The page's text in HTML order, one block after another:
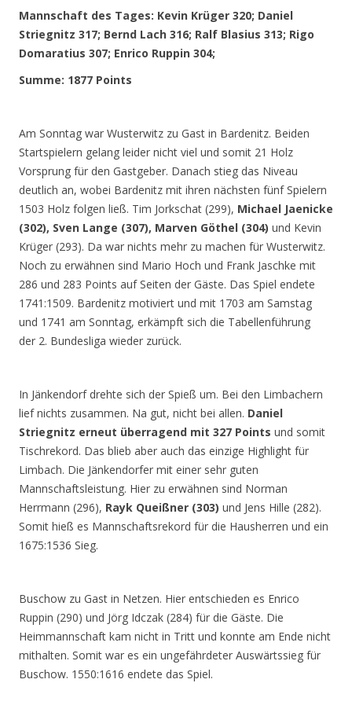
Mannschaft des Tages: Kevin Krüger 320; Daniel
Striegnitz 317; Bernd Lach 316; Ralf Blasius 313; Rigo
Domaratius 307; Enrico Ruppin 304;
Summe: 1877 Points
Am Sonntag war Wusterwitz zu Gast in Bardenitz. Beiden
Startspielern gelang leider nicht viel und somit 21 Holz
Vorsprung für den Gastgeber. Danach stieg das Niveau
deutlich an, wobei Bardenitz mit ihren nächsten fünf Spielern
1503 Holz folgen ließ. Tim Jorkschat (299), Michael Jaenicke
(302), Sven Lange (307), Marven Göthel (304) und Kevin
Krüger (293). Da war nichts mehr zu machen für Wusterwitz.
Noch zu erwähnen sind Mario Hoch und Frank Jaschke mit
286 und 283 Points auf Seiten der Gäste. Das Spiel endete
1741:1509. Bardenitz motiviert und mit 1703 am Samstag
und 1741 am Sonntag, erkämpft sich die Tabellenführung
der 2. Bundesliga wieder zurück.
In Jänkendorf drehte sich der Spieß um. Bei den Limbachern
lief nichts zusammen. Na gut, nicht bei allen. Daniel
Striegnitz erneut überragend mit 327 Points und somit
Tischrekord. Das blieb aber auch das einzige Highlight für
Limbach. Die Jänkendorfer mit einer sehr guten
Mannschaftsleistung. Hier zu erwähnen sind Norman
Herrmann (296), Rayk Queißner (303) und Jens Hille (282).
Somit hieß es Mannschaftsrekord für die Hausherren und ein
1675:1536 Sieg.
Buschow zu Gast in Netzen. Hier entschieden es Enrico
Ruppin (290) und Jörg Idczak (284) für die Gäste. Die
Heimmannschaft kam nicht in Tritt und konnte am Ende nicht
mithalten. Somit war es ein ungefährdeter Auswärtssieg für
Buschow. 1550:1616 endete das Spiel.